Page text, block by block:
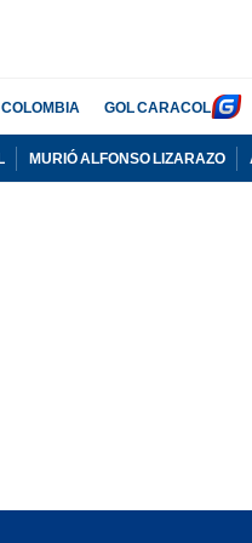
COLOMBIA GOL CARACOL
MURIÓ ALFONSO LIZARAZO